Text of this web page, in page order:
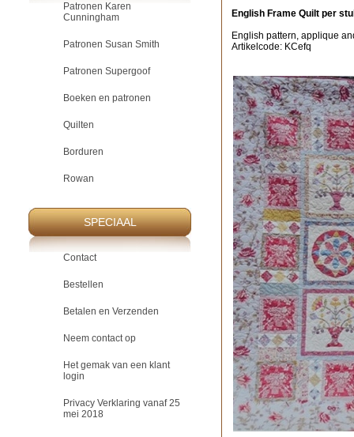
Patronen Karen
Cunningham
Patronen Susan Smith
Patronen Supergoof
Boeken en patronen
Quilten
Borduren
Rowan
SPECIAAL
Contact
Bestellen
Betalen en Verzenden
Neem contact op
Het gemak van een klant
login
Privacy Verklaring vanaf 25
mei 2018
English Frame Quilt per
English pattern, applique
Artikelcode: KCefq